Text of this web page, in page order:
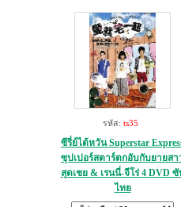
รหัส: ts35
ซีรี่ย์ไต้หวัน Superstar
ซุปเปอร์สตาร์ตกอับกับยายสา
สุดเชย & เรนนี่-จีโร่ 4 DVD ซั
ไทย